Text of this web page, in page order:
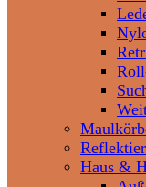
Haus &